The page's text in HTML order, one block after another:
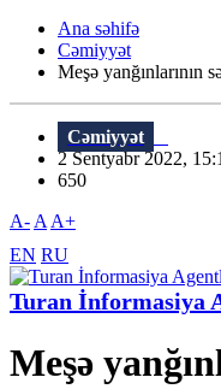
Ana səhifə
Cəmiyyət
Meşə yanğınlarının
Cəmiyyət
2 Sentyabr 2022,
650
A- A A+
EN RU
Turan İnformasiya
Meşə